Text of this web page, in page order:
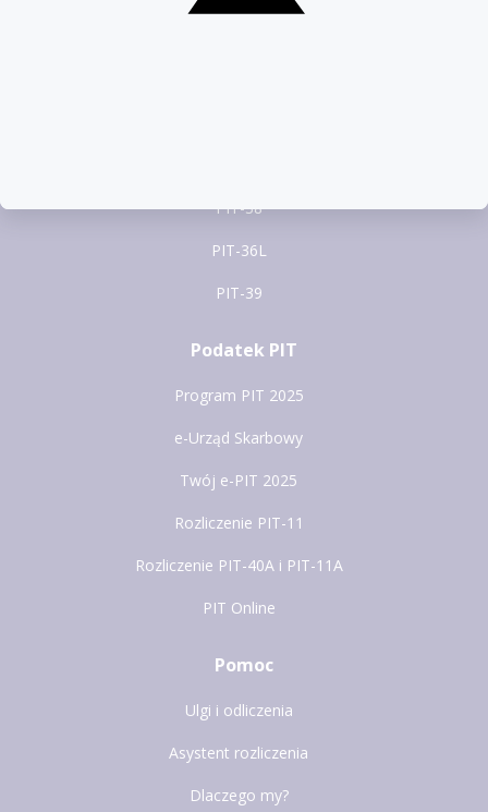
PIT-38
PIT-36L
PIT-39
Podatek PIT
Program PIT 2025
e-Urząd Skarbowy
Twój e-PIT 2025
Rozliczenie PIT-11
Rozliczenie PIT-40A i PIT-11A
PIT Online
Pomoc
Ulgi i odliczenia
Asystent rozliczenia
Dlaczego my?